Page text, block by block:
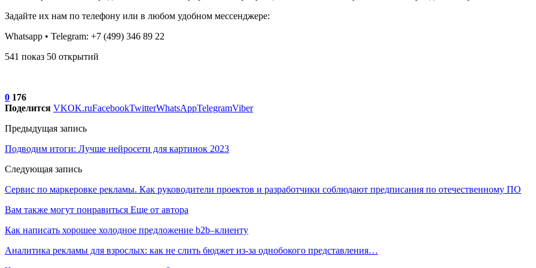
Задайте их нам по телефону или в любом удобном мессенджере:
Whatsapp • Telegram: +7 (499) 346 89 22
541 показ 50 открытий
0 176
Поделится VKOK.ruFacebookTwitterWhatsAppTelegramViber
Предыдущая запись
Подводим итоги: Лучше нейросети для картинок 2023
Следующая запись
Сервис по маркеровке рекламы. Как руководители проектов и разработчики соблюдают предписания по отечественному ПО
Вам также могут понравиться Еще от автора
Как написать хорошее холодное предложение b2b–клиенту
Аналитика рекламы для взрослых: как не слить бюджет из-за однобокого представления…